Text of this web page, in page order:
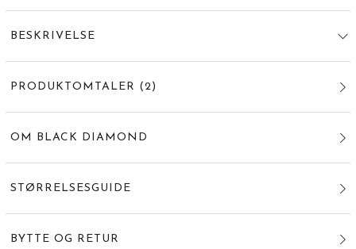
BESKRIVELSE
PRODUKTOMTALER (2)
OM BLACK DIAMOND
STØRRELSESGUIDE
BYTTE OG RETUR